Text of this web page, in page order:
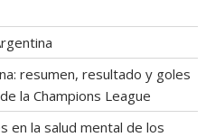
resumen, resultado y goles
la Champions League
en la salud mental de los